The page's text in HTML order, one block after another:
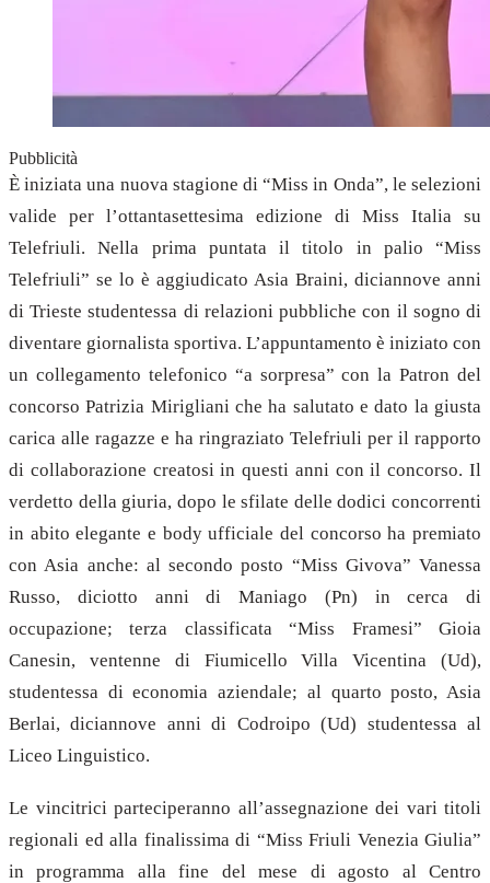
Pubblicità
È iniziata una nuova stagione di “Miss in Onda”, le selezioni
valide per l’ottantasettesima edizione di Miss Italia su
Telefriuli. Nella prima puntata il titolo in palio “Miss
Telefriuli” se lo è aggiudicato Asia Braini, diciannove anni
di Trieste studentessa di relazioni pubbliche con il sogno di
diventare giornalista sportiva. L’appuntamento è iniziato con
un collegamento telefonico “a sorpresa” con la Patron del
concorso Patrizia Mirigliani che ha salutato e dato la giusta
carica alle ragazze e ha ringraziato Telefriuli per il rapporto
di collaborazione creatosi in questi anni con il concorso. Il
verdetto della giuria, dopo le sfilate delle dodici concorrenti
in abito elegante e body ufficiale del concorso ha premiato
con Asia anche: al secondo posto “Miss Givova” Vanessa
Russo, diciotto anni di Maniago (Pn) in cerca di
occupazione; terza classificata “Miss Framesi” Gioia
Canesin, ventenne di Fiumicello Villa Vicentina (Ud),
studentessa di economia aziendale; al quarto posto, Asia
Berlai, diciannove anni di Codroipo (Ud) studentessa al
Liceo Linguistico.
Le vincitrici parteciperanno all’assegnazione dei vari titoli
regionali ed alla finalissima di “Miss Friuli Venezia Giulia”
in programma alla fine del mese di agosto al Centro